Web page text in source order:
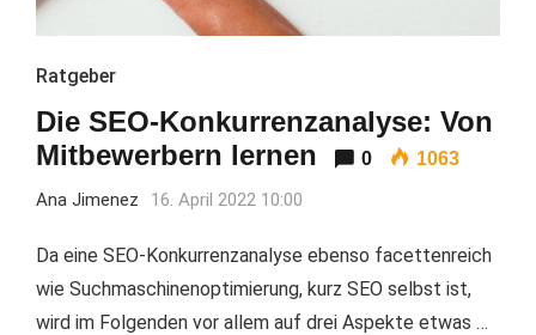
Ratgeber
Die SEO-Konkurrenzanalyse: Von
Mitbewerbern lernen
0 1063
Ana Jimenez 16. April 2022 10:00
Da eine SEO-Konkurrenzanalyse ebenso facettenreich
wie Suchmaschinenoptimierung, kurz SEO selbst ist,
wird im Folgenden vor allem auf drei Aspekte etwas …